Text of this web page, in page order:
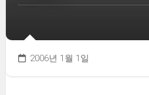
2006년 1월 1일